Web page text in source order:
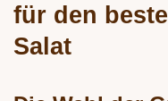
für den
Salat